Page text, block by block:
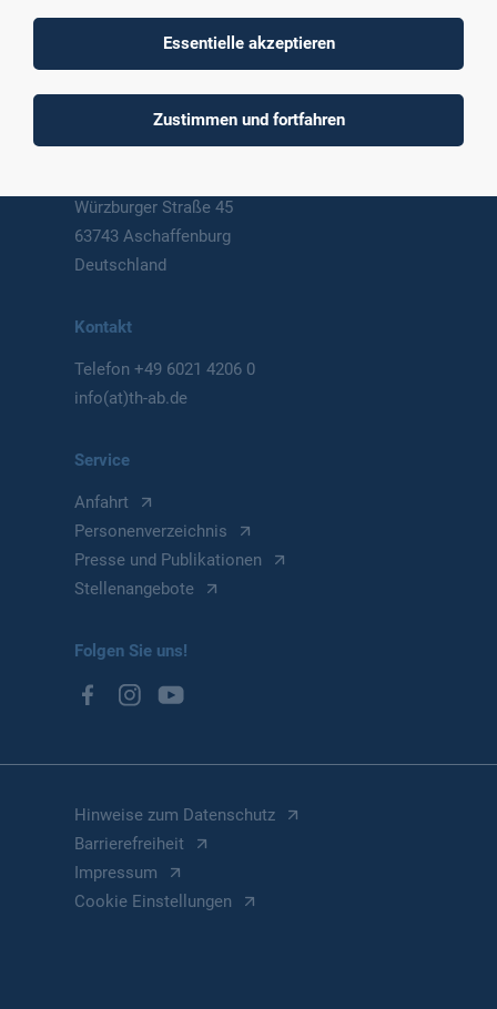
Technische Hochschule
University of Applied Sciences
Würzburger Straße 45
63743 Aschaffenburg
Deutschland
Kontakt
Telefon+49 6021 4206 0
info(at)th-ab.de
Service
Anfahrt
Personenverzeichnis
Presse und Publikationen
Stellenangebote
Folgen Sie uns!
Hinweise zum Datenschutz
Barrierefreiheit
Impressum
Cookie Einstellungen
Essentielle akzeptieren
Zustimmen und fortfahren